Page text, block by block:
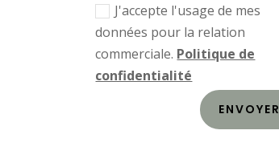
J'accepte l'usage de mes
données pour la relation
commerciale. Politique de
confidentialité
ENVOYER